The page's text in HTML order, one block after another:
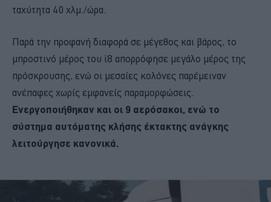
ταχύτητα 40 χλμ./ώρα.
Παρά την προφανή διαφορά σε μέγεθος και βάρος, το
μπροστινό μέρος του i8 απορρόφησε μεγάλο μέρος της
πρόσκρουσης, ενώ οι μεσαίες κολόνες παρέμειναν
ανέπαφες χωρίς εμφανείς παραμορφώσεις.
Ενεργοποιήθηκαν και οι 9 αερόσακοι, ενώ το
σύστημα αυτόματης κλήσης έκτακτης ανάγκης
λειτούργησε κανονικά.